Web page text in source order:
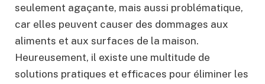
seulement agaçante, mais aussi problématique,
car elles peuvent causer des dommages aux
aliments et aux surfaces de la maison.
Heureusement, il existe une multitude de
solutions pratiques et efficaces pour éliminer les